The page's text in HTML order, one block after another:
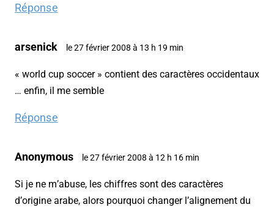
Réponse
arsenick le 27 février 2008 à 13 h 19 min
« world cup soccer » contient des caractères occidentaux
… enfin, il me semble
Réponse
Anonymous le 27 février 2008 à 12 h 16 min
Si je ne m’abuse, les chiffres sont des caractères
d’origine arabe, alors pourquoi changer l’alignement du